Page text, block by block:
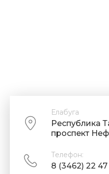
Елабуга
Республика
проспект
Телефон:
8 (3462) 22 47